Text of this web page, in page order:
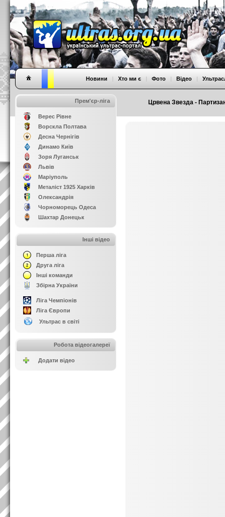
Црвена Звезда -
Новини | Хто ми є | Фото | Відео |
Прем'єр-ліга
Верес Рівне
Ворскла Полтава
Десна Чернігів
Динамо Київ
Зоря Луганськ
Львів
Маріуполь
Металіст 1925 Харків
Олександрія
Чорноморець Одеса
Шахтар Донецьк
Інші відео
Перша ліга
Друга ліга
Інші команди
Збірна України
Ліга Чемпіонів
Ліга Європи
Ультрас в світі
Робота відеогалереї
Додати відео